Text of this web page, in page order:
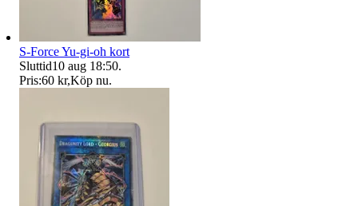
S-Force Yu-gi-oh kort
Sluttid10 aug 18:50.
Pris:60 kr,Köp nu.